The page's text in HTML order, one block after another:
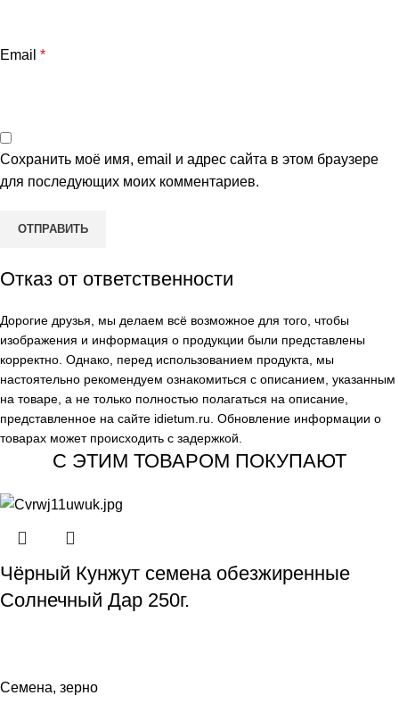
Email *
Сохранить моё имя, email и адрес сайта в этом браузере
для последующих моих комментариев.
Отказ от ответственности
Дорогие друзья, мы делаем всё возможное для того, чтобы
изображения и информация о продукции были представлены
корректно. Однако, перед использованием продукта, мы
настоятельно рекомендуем ознакомиться с описанием, указанным
на товаре, а не только полностью полагаться на описание,
представленное на сайте idietum.ru . Обновление информации о
товарах может происходить с задержкой.
С ЭТИМ ТОВАРОМ ПОКУПАЮТ
Чёрный Кунжут семена обезжиренные
Солнечный Дар 250г.
Семена, зерно